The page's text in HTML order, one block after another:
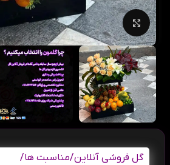
بزرگنمایی تصویر
گل فروشی آنلاین/مناسبت ها/